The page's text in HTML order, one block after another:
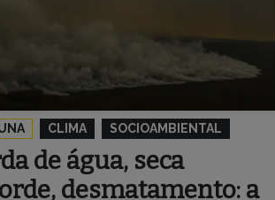
CLIMA SOCIOAMBIENTAL
de água, seca
desmatamento: a